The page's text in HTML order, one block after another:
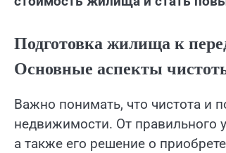
Подготовка жилища к
Основные аспекты
Важно понимать, что чистота и
недвижимости. От правильного
а также его решение о